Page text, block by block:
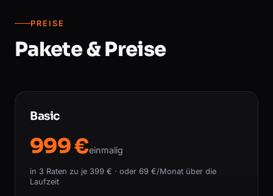
PREISE
Pakete & Preise
Basic
999 €einmalig
in 3 Raten zu je 399 € · oder 69 €/Monat über die
Laufzeit